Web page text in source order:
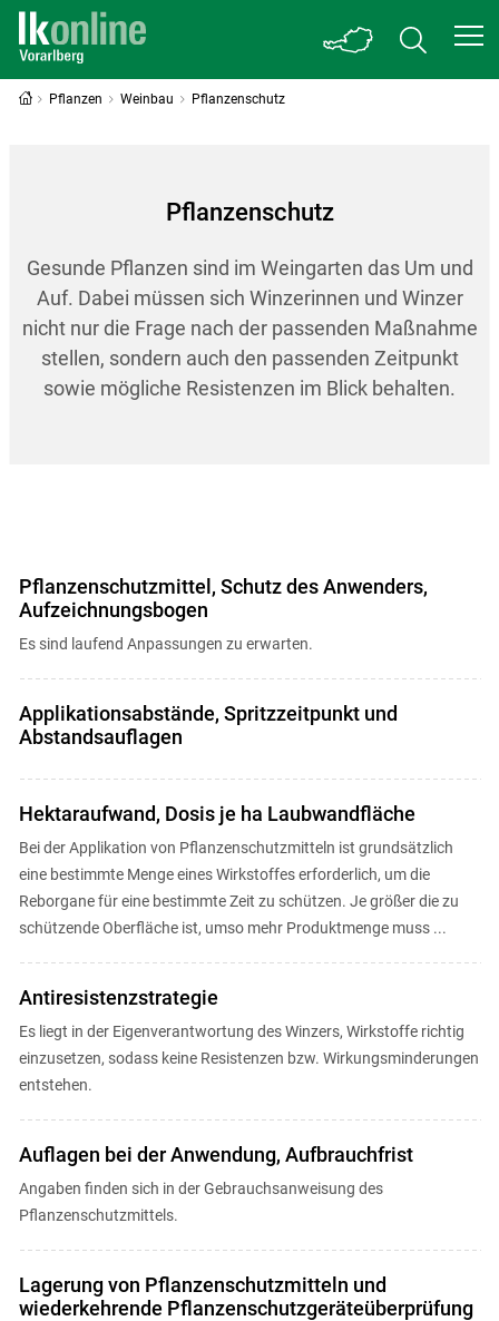
Skip to main content
Pflanzen Weinbau Pflanzenschutz
Pflanzenschutz
Gesunde Pflanzen sind im Weingarten das Um und
Auf. Dabei müssen sich Winzerinnen und Winzer
nicht nur die Frage nach der passenden Maßnahme
stellen, sondern auch den passenden Zeitpunkt
sowie mögliche Resistenzen im Blick behalten.
Pflanzenschutzmittel, Schutz des Anwenders,
Aufzeichnungsbogen
Es sind laufend Anpassungen zu erwarten.
Applikationsabstände, Spritzzeitpunkt und
Abstandsauflagen
Hektaraufwand, Dosis je ha Laubwandfläche
Bei der Applikation von Pflanzenschutzmitteln ist grundsätzlich
eine bestimmte Menge eines Wirkstoffes erforderlich, um die
Reborgane für eine bestimmte Zeit zu schützen. Je größer die zu
schützende Oberfläche ist, umso mehr Produktmenge muss ...
Antiresistenzstrategie
Es liegt in der Eigenverantwortung des Winzers, Wirkstoffe richtig
einzusetzen, sodass keine Resistenzen bzw. Wirkungsminderungen
entstehen.
Auflagen bei der Anwendung, Aufbrauchfrist
Angaben finden sich in der Gebrauchsanweisung des
Pflanzenschutzmittels.
Lagerung von Pflanzenschutzmitteln und
wiederkehrende Pflanzenschutzgeräteüberprüfung